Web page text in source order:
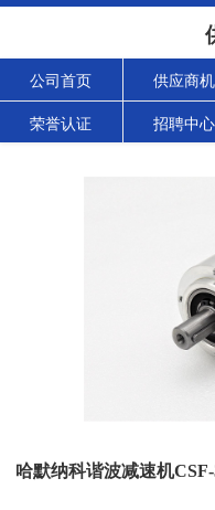
公司首页 供应商机
荣誉认证 招聘中心
哈默纳科谐波减速机